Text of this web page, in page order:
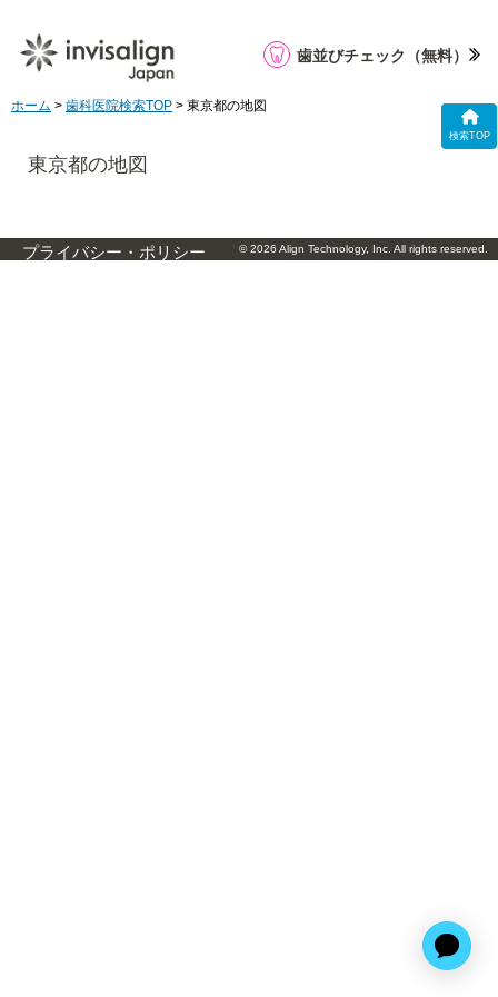
検索TOP
歯並びチェック （無料）
ホーム > 歯科医院検索TOP > 東京都の地図
東京都の地図
プライバシー・ポリシー © 2026 Align Technology, Inc. All rights reserved.